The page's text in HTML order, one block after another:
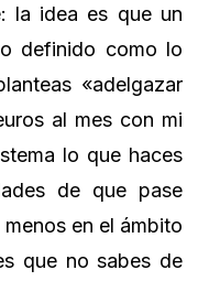
la idea es que un
definido como lo
«adelgazar
al mes con mi
lo que haces
de que pase
en el ámbito
que no sabes de